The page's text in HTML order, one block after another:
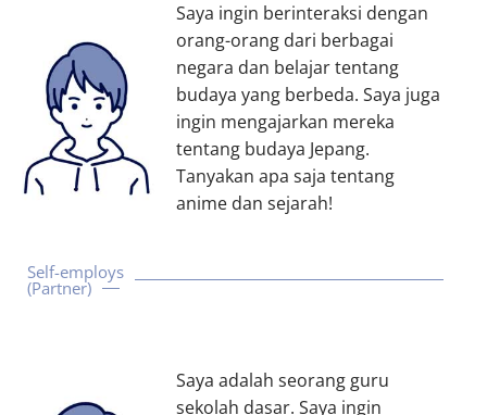
Saya ingin berinteraksi dengan
orang-orang dari berbagai
negara dan belajar tentang
budaya yang berbeda. Saya juga
ingin mengajarkan mereka
tentang budaya Jepang.
Tanyakan apa saja tentang
anime dan sejarah!
Self-employs
(Partner)
Saya adalah seorang guru
sekolah dasar. Saya ingin